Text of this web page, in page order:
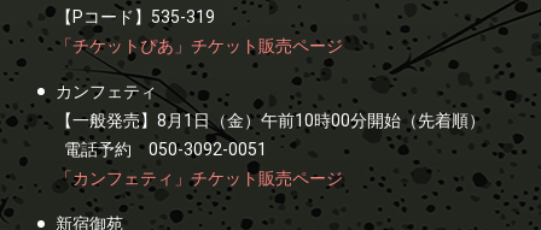
【Pコード】535-319
「チケットぴあ」チケット販売ページ
カンフェティ
【一般発売】8月1日（金）午前10時00分開始（先着順）
電話予約 050-3092-0051
「カンフェティ」チケット販売ページ
新宿御苑